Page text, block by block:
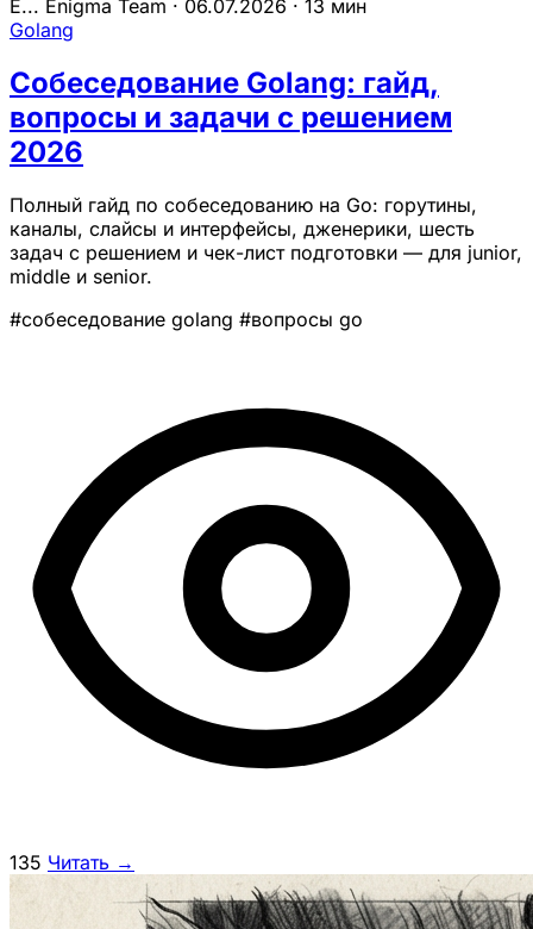
E... Enigma Team · 06.07.2026 · 13 мин
Golang
Собеседование Golang: гайд,
вопросы и задачи с решением
2026
Полный гайд по собеседованию на Go: горутины,
каналы, слайсы и интерфейсы, дженерики, шесть
задач с решением и чек-лист подготовки — для junior,
middle и senior.
#собеседование golang #вопросы go
135 Читать →